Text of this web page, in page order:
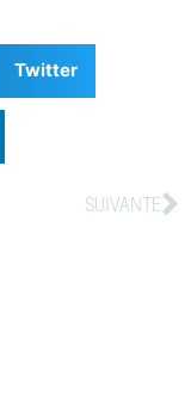
Twitter
SUIVANTE